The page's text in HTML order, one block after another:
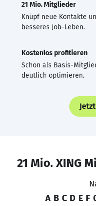
21 Mio. Mitglieder
Knüpf neue Kontakte
besseres Job-Leben.
Kostenlos profitieren
Schon als Basis-
deutlich optimieren.
21 Mio. XING
A B C D E F